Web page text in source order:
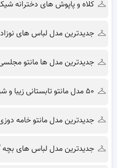
کلاه و پاپوش های دخترانه
جدیدترین مدل لباس های
جدیدترین مدل ها مانتو مجلسی
۵۰ مدل مانتو تابستانی زیبا و شیک ۲۰۲۲
جدیدترین مدل مانتو خامه دوزی شده ۲۰۲۲
جدیدترین مدل لباس های بچه